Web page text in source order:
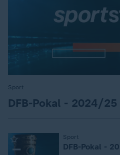
Sport
:
DFB-Pokal - 2024/25
Sport
DFB-Pokal -